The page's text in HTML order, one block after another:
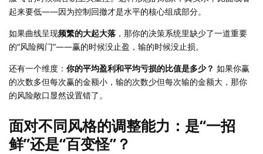
起来要低——因为控制回撤才是水平的核心组成部分。
如果曲线呈现频繁的大起大落 ，那你的决策系统里缺少了一道重要
的“风险阀门”——赢的时候没止盈，输的时候没止损。
还有一个维度： 你的平均盈利和平均亏损的比值是多少？ 如果你赢
的次数多但每次赢的金额小，输的次数少但每次输的金额大，那你
的风险敞口显然设置错了。
面对不同风格的调整能力：是“一招
鲜”还是“百变怪”？